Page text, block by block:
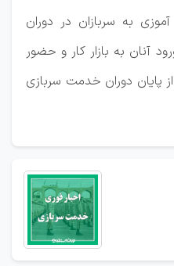
به سربازان در دوران
به بازار کار و حضور
پایان دوران خدمت سربازی